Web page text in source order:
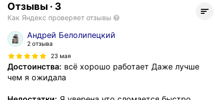
Отзывы · 3
Как Яндекс проверяет отзывы
Андрей Белолипецкий
2 отзыва
23 мая
Достоинства: всё хорошо работает Даже лучше
чем я ожидала